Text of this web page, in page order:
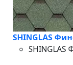
SHINGLAS
SHINGLAS